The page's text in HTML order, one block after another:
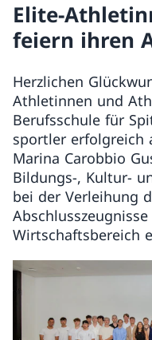
Elite-
feiern ihren
Herzlichen
Athletinnen und
Berufsschule für
sportler erfolgreich
Marina Carobbio
Bildungs-, Kultur-
bei der Verleihung
Wirtschaftsbereich